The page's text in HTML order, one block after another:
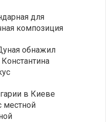
для
композиция
обнажил
в Киеве
местной